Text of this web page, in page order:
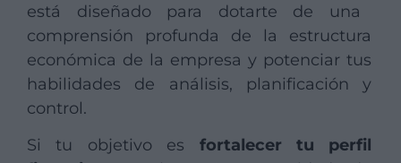
está diseñado para dotarte de una
comprensión profunda de la estructura
económica de la empresa y potenciar tus
habilidades de análisis, planificación y
control.
Si tu objetivo es fortalecer tu perfil